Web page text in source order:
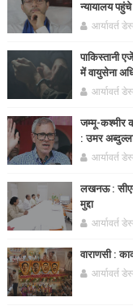
न्यायालय पहुंचे
आर्यावर्त
पाकिस्तानी
में वायुसेना
आर्यावर्त
जम्मू-कश्मीर
: उमर
आर्यावर्त
लखनऊ :
मुद्दा
आर्यावर्त
वाराणसी :
आर्यावर्त